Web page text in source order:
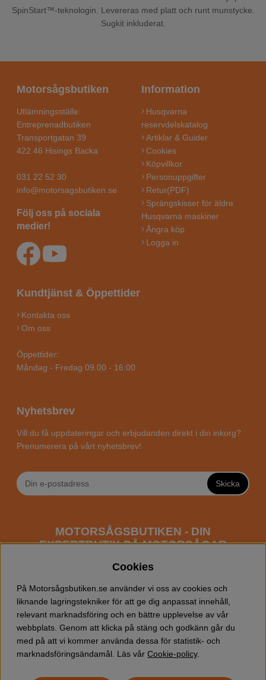
SpinStart™-teknologin. Levereras med platt och runt munstycke.
Sugkit inkluderat.
Motorsågsbutiken
Utlämningsställe:
Entreprenadbutiken
Transportgatan 39
422 46 Hisings Backa
031 22 52 30
info@motorsagsbutiken.se
Följ oss på sociala
medier!
Information
Husqvarna
reservdelskatalog
Artiklar & Guider
Cookies
Köpvillkor
Personuppgifter
Retur(PDF)
Sprängskisser för äldre
Husqvarna maskiner
Ångra köp
Logga in
Kundtjänst & Öppettider
Kontakta oss
Om oss
Öppettider:
Måndag - Fredag 09.00 - 16:00
Nyhetsbrev
Vill du få uppdateringar och erbjudanden direkt i din inkorg?
Prenumerera på vårt nyhetsbrev!
Skicka
MOTORSÅGSBUTIKEN - DIN
EXPERTBUTIK PÅ MOTORSÅGAR
fokus mot entusiaster och professionella användare av
motorsågar. Vi erbjuder ett brett sortiment av
Husqvarna motorsågarsamt alla tänkbaratillbehör
du kan behöva vid trädfällning, gallring och allmän
skogsskötsel. Välkommen att handla din Husqvarna
motorsåg och tillbehör online hos oss!
Cookies
På Motorsågsbutiken.se använder vi oss av cookies och
liknande lagringstekniker för att ge dig anpassat innehåll,
relevant marknadsföring och en bättre upplevelse av vår
webbplats. Genom att klicka på stäng och godkänn går du
med på att vi kommer använda dessa för statistik- och
marknadsföringsändamål. Läs vår Cookie-policy.